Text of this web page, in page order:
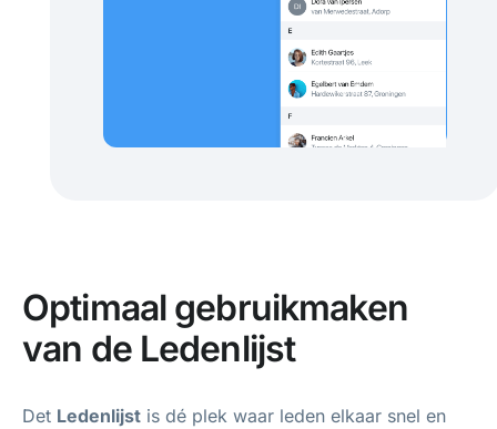
Optimaal gebruikmaken
van de Ledenlijst
Det Ledenlijst is dé plek waar leden elkaar snel en